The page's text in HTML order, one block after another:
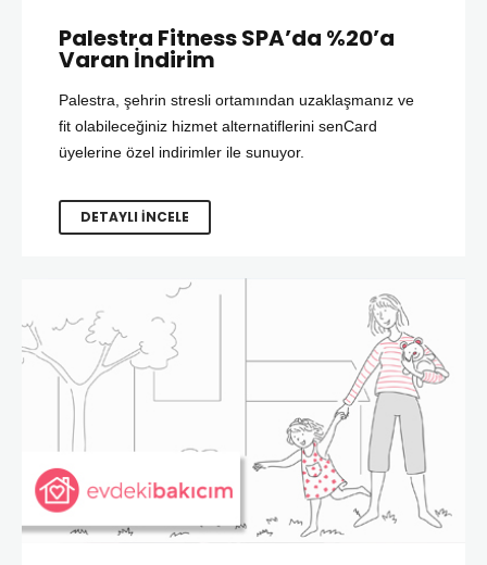
Palestra Fitness SPA’da %20’a
Varan İndirim
Palestra, şehrin stresli ortamından uzaklaşmanız ve
fit olabileceğiniz hizmet alternatiflerini senCard
üyelerine özel indirimler ile sunuyor.
DETAYLI İNCELE